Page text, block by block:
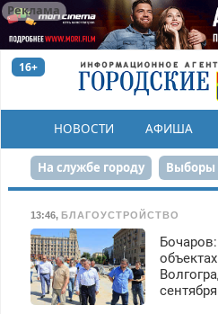
Реклама
16+
НОВОСТИ АФИША
КОНКУРСЫ
На службе городу Выборы
Сталинград в сердце
Набережная День Победы
80-летие Победы
13:46, БЛАГОУСТРОЙСТВО
сентября